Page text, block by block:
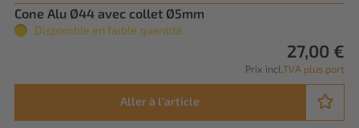
Cone Alu Ø44 avec collet Ø5mm
Disponible en faible quantité.
27,00 €
Prix incl. TVA plus port
Aller à l'article